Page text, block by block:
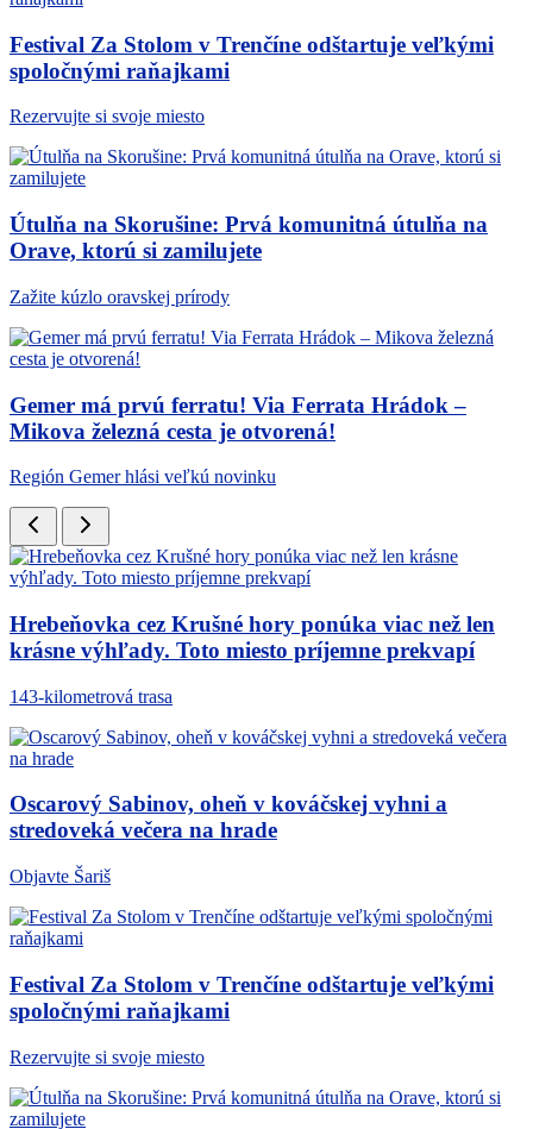
Festival Za Stolom v Trenčíne odštartuje veľkými
spoločnými raňajkami
Rezervujte si svoje miesto
Útulňa na Skorušine: Prvá komunitná útulňa na
Orave, ktorú si zamilujete
Zažite kúzlo oravskej prírody
Gemer má prvú ferratu! Via Ferrata Hrádok –
Mikova železná cesta je otvorená!
Región Gemer hlási veľkú novinku
Hrebeňovka cez Krušné hory ponúka viac než len
krásne výhľady. Toto miesto príjemne prekvapí
143-kilometrová trasa
Oscarový Sabinov, oheň v kováčskej vyhni a
stredoveká večera na hrade
Objavte Šariš
Festival Za Stolom v Trenčíne odštartuje veľkými
spoločnými raňajkami
Rezervujte si svoje miesto